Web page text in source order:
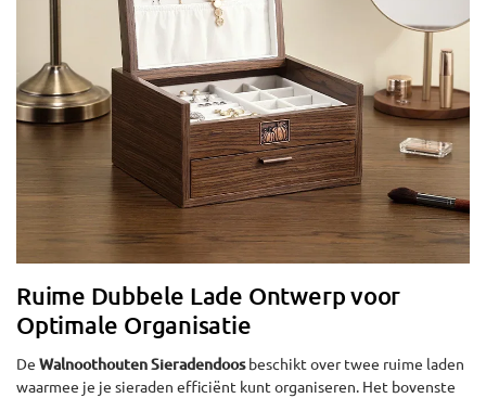
Ruime Dubbele Lade Ontwerp voor
Optimale Organisatie
De Walnoothouten Sieradendoosbeschikt over twee ruime laden
waarmee je je sieraden efficiënt kunt organiseren. Het bovenste